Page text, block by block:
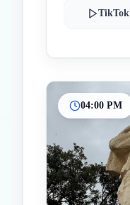
TikTok
04:00 PM